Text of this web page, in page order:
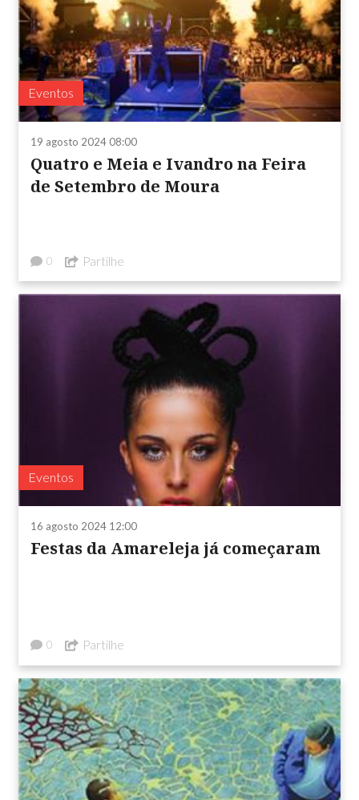
Eventos
19 agosto 2024 08:00
Quatro e Meia e Ivandro na Feira
de Setembro de Moura
0 Partilhe
Eventos
16 agosto 2024 12:00
Festas da Amareleja já começaram
0 Partilhe